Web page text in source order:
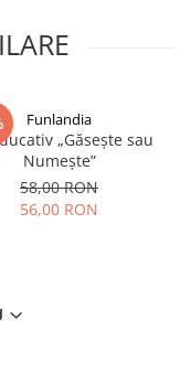
Funlandia
„Găsește sau
Numește”
58,00 RON
56,00 RON